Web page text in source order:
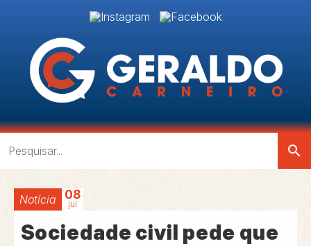
search
Notícia 08
jul
Sociedade civil pede que